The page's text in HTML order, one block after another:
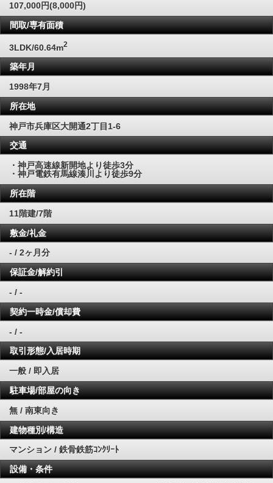
107,000円(8,000円)
間取/専有面積
3LDK/60.64m2
築年月
1998年7月
所在地
神戸市兵庫区大開通2丁目1-6
交通
・神戸高速線新開地より徒歩3分
・神戸電鉄有馬線湊川より徒歩9分
所在階
11階建/7階
敷金/礼金
- / 2ヶ月分
保証金/解約引
- / -
契約一時金/償却費
- / -
取引形態/入居時期
一般 / 即入居
駐車場/部屋の向き
無 / 南東向き
建物種別/構造
マンション / 鉄骨鉄筋ｺﾝｸﾘｰﾄ
設備・条件